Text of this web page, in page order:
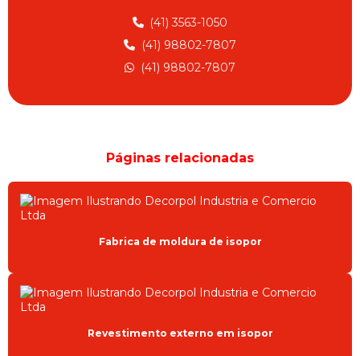
MOLDURAS PARA FACHADAS EM EPS
PROJETO ARQUITETONICO FACHADA
PROJETOS ARQUITETÔNICOS FACHADAS CASAS
REVESTIMENTO EXTERNO EM ISOPOR
REVESTIMENTO PARA FACHADA EXTERNA
SANCAS E MOLDURAS EPS
(41) 3563-1050
(41) 98802-7807
(41) 98802-7807
Páginas relacionadas
Fabrica de moldura de isopor
Revestimento externo em isopor